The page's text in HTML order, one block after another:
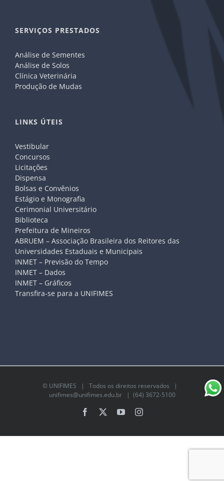
SERVIÇOS PRESTADOS
Análise de Sementes
Análise de Solos
Clínica Veterinária
Produção de Mudas
LINKS ÚTEIS
Vestibular
Concursos
Licitações
Dispensa
Bolsas e Convênios
Estágio e Monografia
Cerimonial Universitário
Biblioteca
Prefeitura de Mineiros
ABRUEM – Associação Brasileira dos Reitores das
Universidades Estaduais e Municipais
INMET – Previsão do Tempo
INMET – Dados
INMET – Gráficos
Transfira-se para a UNIFIMES
© UNIFIMES | Todos os direitos reservados |
unifimes@unifimes.edu.br| (64) 3672-5100
Facebook YouTubeInstagram